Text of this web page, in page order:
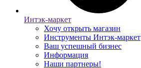
Интэк-маркет
Хочу открыть магазин
Инструменты Интэк-маркет
Ваш успешный бизнес
Информация
Наши партнеры!